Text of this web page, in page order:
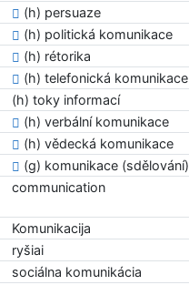
(h) persuaze
(h) politická komunikace
(h) rétorika
(h) telefonická komunikace
(h) toky informací
(h) verbální komunikace
(h) vědecká komunikace
(g) komunikace (sdělování)
communication
Komunikacija
ryšiai
sociálna komunikácia